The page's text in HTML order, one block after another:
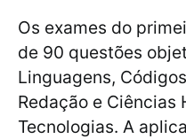
Os exames do
de 90 questões
Linguagens,
Redação e Ciências
Tecnologias. A